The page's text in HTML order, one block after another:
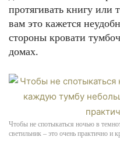
протягивать книгу или
вам это кажется
стороны кровати
домах.
Чтобы не спотыкаться ночью в
светильник – это очень практично и